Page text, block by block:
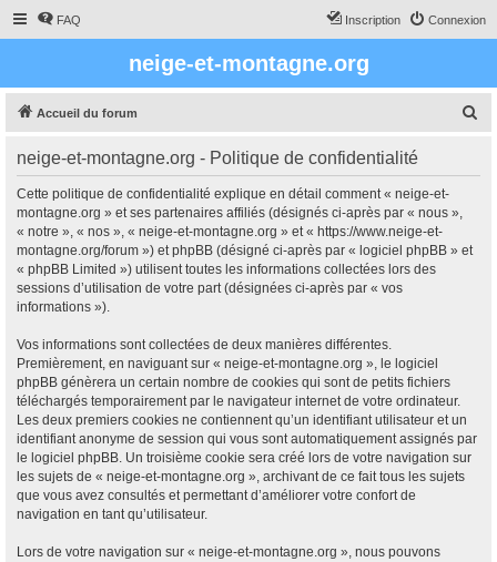
FAQ Connexion
Inscription
neige-et-montagne.org
Accueil du forum
neige-et-montagne.org - Politique de confidentialité
Cette politique de confidentialité explique en détail comment « neige-et-
montagne.org » et ses partenaires affiliés (désignés ci-après par « nous »,
« notre », « nos », « neige-et-montagne.org » et « https://www.neige-et-
montagne.org/forum ») et phpBB (désigné ci-après par « logiciel phpBB » et
« phpBB Limited ») utilisent toutes les informations collectées lors des
sessions d’utilisation de votre part (désignées ci-après par « vos
informations »).
Vos informations sont collectées de deux manières différentes.
Premièrement, en naviguant sur « neige-et-montagne.org », le logiciel
phpBB génèrera un certain nombre de cookies qui sont de petits fichiers
téléchargés temporairement par le navigateur internet de votre ordinateur.
Les deux premiers cookies ne contiennent qu’un identifiant utilisateur et un
identifiant anonyme de session qui vous sont automatiquement assignés par
le logiciel phpBB. Un troisième cookie sera créé lors de votre navigation sur
les sujets de « neige-et-montagne.org », archivant de ce fait tous les sujets
que vous avez consultés et permettant d’améliorer votre confort de
navigation en tant qu’utilisateur.
Lors de votre navigation sur « neige-et-montagne.org », nous pouvons